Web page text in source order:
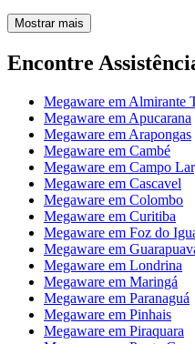
Mostrar mais
Encontre
Megaware em Almirante
Megaware em Apucarana
Megaware em Arapongas
Megaware em Cambé
Megaware em Campo
Megaware em Cascavel
Megaware em Colombo
Megaware em Curitiba
Megaware em Foz do
Megaware em
Megaware em Londrina
Megaware em Maringá
Megaware em Paranaguá
Megaware em Pinhais
Megaware em Piraquara